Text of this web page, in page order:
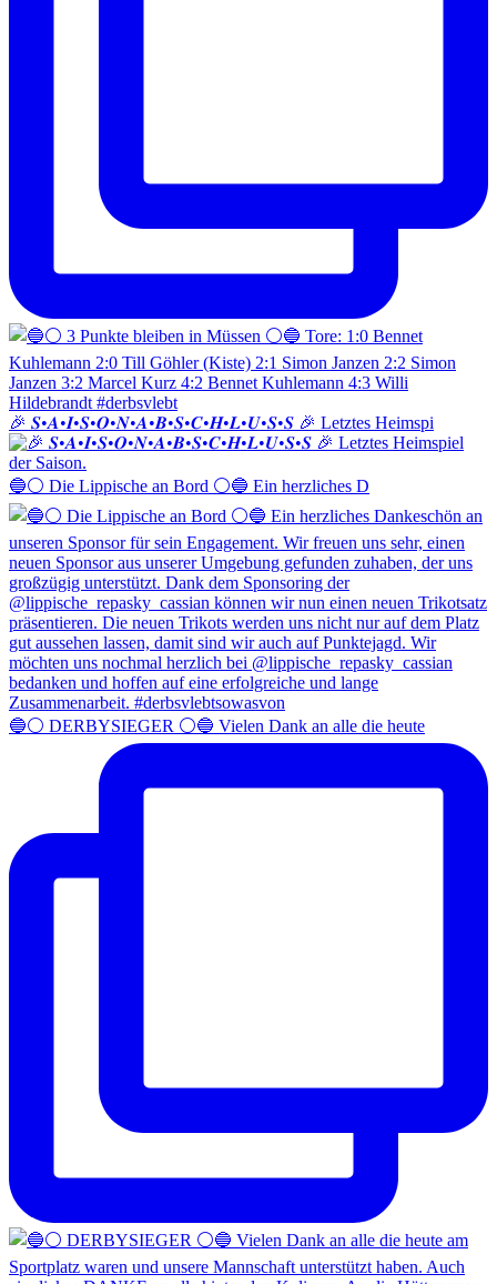
🎉 𝑺•𝑨•𝑰•𝑺•𝑶•𝑵•𝑨•𝑩•𝑺•𝑪•𝑯•𝑳•𝑼•𝑺•𝑺 🎉 Letztes Heimspi
🔵⚪️ Die Lippische an Bord ⚪️🔵 Ein herzliches D
🔵⚪️ DERBYSIEGER ⚪️🔵 Vielen Dank an alle die heute